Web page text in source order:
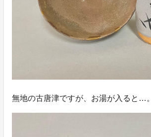
無地の古唐津ですが、お湯が入ると…。